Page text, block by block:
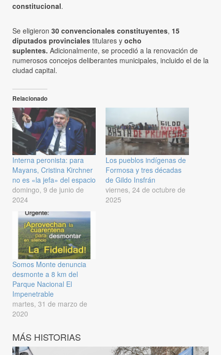
constitucional.
Se eligieron 30 convencionales constituyentes, 15
diputados provinciales titulares y ocho
suplentes. Adicionalmente, se procedió a la renovación de
numerosos concejos deliberantes municipales, incluido el de la
ciudad capital.
Relacionado
Interna peronista: para
Mayans, Cristina Kirchner
no es «la jefa» del espacio
domingo, 9 de junio de
2024
Los pueblos indígenas de
Formosa y tres décadas
de Gildo Insfrán
viernes, 24 de octubre de
2025
Somos Monte denuncia
desmonte a 8 km del
Parque Nacional El
Impenetrable
martes, 31 de marzo de
2020
MÁS HISTORIAS